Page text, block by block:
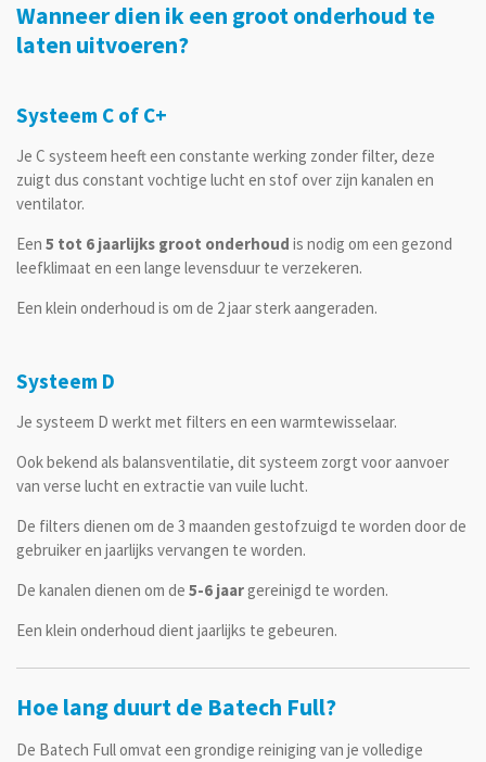
Wanneer dien ik een groot onderhoud te
laten uitvoeren?
Systeem C of C+
Je C systeem heeft een constante werking zonder filter, deze
zuigt dus constant vochtige lucht en stof over zijn kanalen en
ventilator.
Een 5 tot 6 jaarlijks groot onderhoud is nodig om een gezond
leefklimaat en een lange levensduur te verzekeren.
Een klein onderhoud is om de 2 jaar sterk aangeraden.
Systeem D
Je systeem D werkt met filters en een warmtewisselaar.
Ook bekend als balansventilatie, dit systeem zorgt voor aanvoer
van verse lucht en extractie van vuile lucht.
De filters dienen om de 3 maanden gestofzuigd te worden door de
gebruiker en jaarlijks vervangen te worden.
De kanalen dienen om de 5-6 jaargereinigd te worden.
Een klein onderhoud dient jaarlijks te gebeuren.
Hoe lang duurt de Batech Full?
De Batech Full omvat een grondige reiniging van je volledige